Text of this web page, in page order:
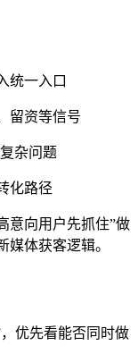
统一入口
留资等信号
杂问题
化路径
意向用户先抓住”做
媒体获客逻辑。
优先看能否同时做